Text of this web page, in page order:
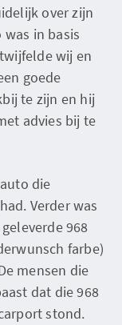
over zijn
in basis
wij en
goede
te zijn en hij
advies bij te
die
Verder was
968
farbe)
mensen die
dat die 968
stond.